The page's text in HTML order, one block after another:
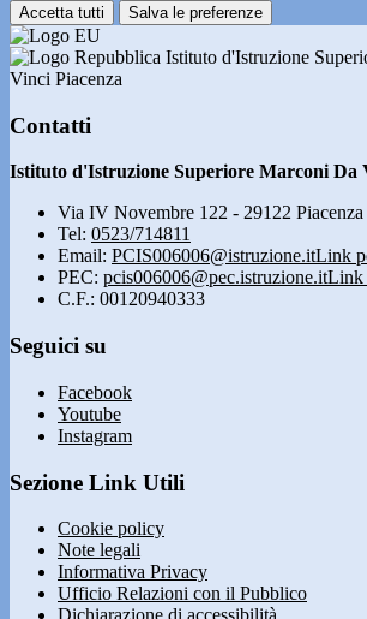
Accetta tutti Salva le preferenze
Istituto d'Istruzione
Vinci Piacenza
Contatti
Istituto d'Istruzione Superiore Marconi Da
Via IV Novembre 122 - 29122 Piacenza
Tel: 0523/714811
Email: PCIS006006@istruzione.itLink
PEC: pcis006006@pec.istruzione.itLink
C.F.: 00120940333
Seguici su
Facebook
Youtube
Instagram
Sezione Link Utili
Cookie policy
Note legali
Informativa Privacy
Ufficio Relazioni con il Pubblico